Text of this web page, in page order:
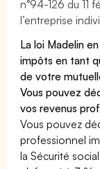
n°94-126 du 11
l’entreprise
La loi Madelin
impôts en tant
de votre
Vous pouvez
vos revenus
Vous pouvez
professionnel
la Sécurité